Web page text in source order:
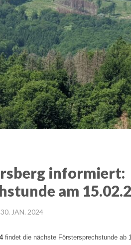
informiert:
am
POSTED
30. JAN. 2024
findet die nächste Förstersprechstunde ab